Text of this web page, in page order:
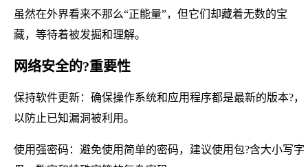
虽然在外界看来不那么“正能量”，但它们却藏着无数的宝
藏，等待着被发掘和理解。
网络安全的?重要性
保持软件更新：确保操作系统和应用程序都是最新的版本?，
以防止已知漏洞被利用。
使用强密码：避免使用简单的密码，建议使用包?含大小写字